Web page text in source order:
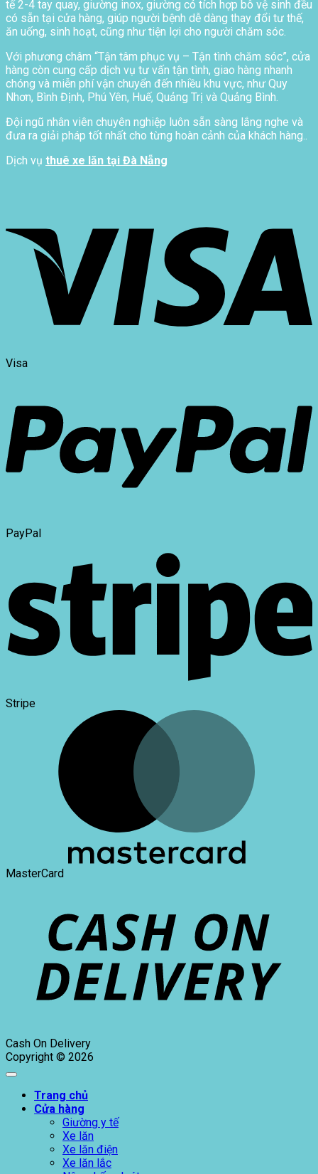
tế 2-4 tay quay, giường inox, giường có tích hợp bô vệ sinh đều
có sẵn tại cửa hàng, giúp người bệnh dễ dàng thay đổi tư thế,
ăn uống, sinh hoạt, cũng như tiện lợi cho người chăm sóc.
Với phương châm “Tận tâm phục vụ – Tận tình chăm sóc”, cửa
hàng còn cung cấp dịch vụ tư vấn tận tình, giao hàng nhanh
chóng và miễn phí vận chuyển đến nhiều khu vực, như Quy
Nhơn, Bình Định, Phú Yên, Huế, Quảng Trị và Quảng Bình.
Đội ngũ nhân viên chuyên nghiệp luôn sẵn sàng lắng nghe và
đưa ra giải pháp tốt nhất cho từng hoàn cảnh của khách hàng..
Dịch vụ thuê xe lăn tại Đà Nẵng
Visa
PayPal
Stripe
MasterCard
Cash On Delivery
Copyright © 2026
Trang chủ
Cửa hàng
Giường y tế
Xe lăn
Xe lăn điện
Xe lăn lắc